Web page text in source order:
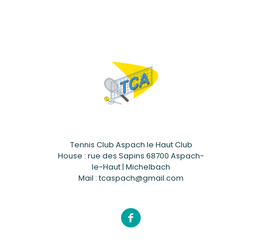
Tennis Club Aspach le Haut Club
House : rue des Sapins 68700 Aspach-
le-Haut | Michelbach
Mail : tcaspach@gmail.com